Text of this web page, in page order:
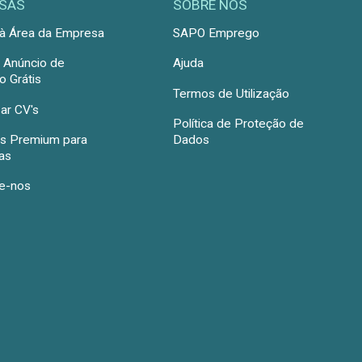
Área da Empresa
de
Grátis
CV's
Premium para
nos
SOBRE NÓS
SAPO Emprego
Ajuda
Termos de Utilização
Política de Proteção de
Dados